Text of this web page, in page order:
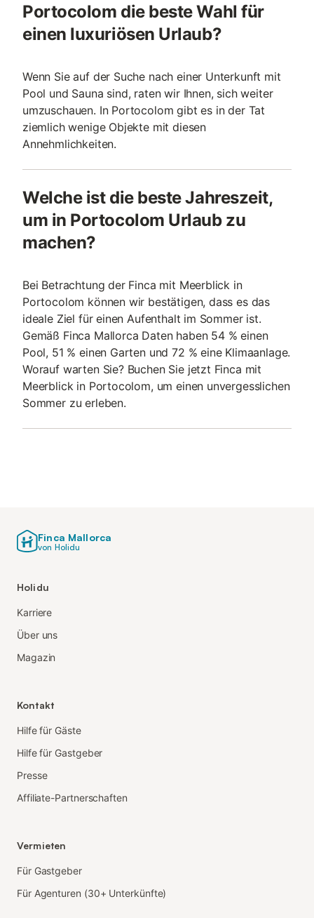
Portocolom die beste Wahl für
einen luxuriösen Urlaub?
Wenn Sie auf der Suche nach einer Unterkunft mit
Pool und Sauna sind, raten wir Ihnen, sich weiter
umzuschauen. In Portocolom gibt es in der Tat
ziemlich wenige Objekte mit diesen
Annehmlichkeiten.
Welche ist die beste Jahreszeit,
um in Portocolom Urlaub zu
machen?
Bei Betrachtung der Finca mit Meerblick in
Portocolom können wir bestätigen, dass es das
ideale Ziel für einen Aufenthalt im Sommer ist.
Gemäß Finca Mallorca Daten haben 54 % einen
Pool, 51 % einen Garten und 72 % eine Klimaanlage.
Worauf warten Sie? Buchen Sie jetzt Finca mit
Meerblick in Portocolom, um einen unvergesslichen
Sommer zu erleben.
Finca Mallorca
von Holidu
Holidu
Karriere
Über uns
Magazin
Kontakt
Hilfe für Gäste
Hilfe für Gastgeber
Presse
Affiliate-Partnerschaften
Vermieten
Für Gastgeber
Für Agenturen (30+ Unterkünfte)